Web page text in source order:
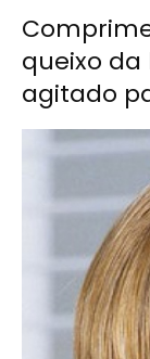
queixo
agitado